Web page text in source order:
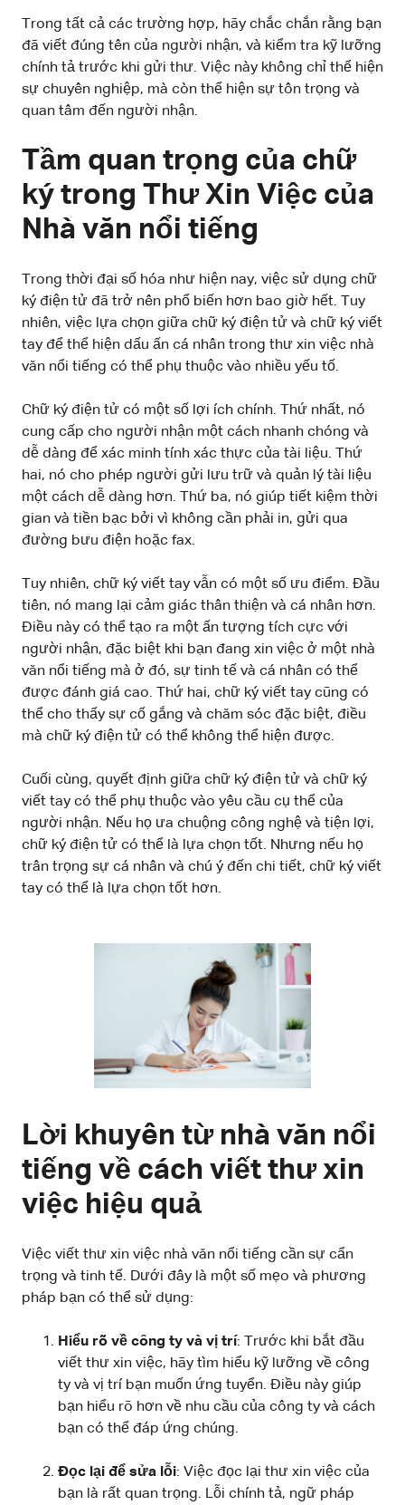
Trong tất cả các trường hợp, hãy chắc chắn rằng bạn
đã viết đúng tên của người nhận, và kiểm tra kỹ lưỡng
chính tả trước khi gửi thư. Việc này không chỉ thể hiện
sự chuyên nghiệp, mà còn thể hiện sự tôn trọng và
quan tâm đến người nhận.
Tầm quan trọng của chữ
ký trong Thư Xin Việc của
Nhà văn nổi tiếng
Trong thời đại số hóa như hiện nay, việc sử dụng chữ
ký điện tử đã trở nên phổ biến hơn bao giờ hết. Tuy
nhiên, việc lựa chọn giữa chữ ký điện tử và chữ ký viết
tay để thể hiện dấu ấn cá nhân trong thư xin việc nhà
văn nổi tiếng có thể phụ thuộc vào nhiều yếu tố.
Chữ ký điện tử có một số lợi ích chính. Thứ nhất, nó
cung cấp cho người nhận một cách nhanh chóng và
dễ dàng để xác minh tính xác thực của tài liệu. Thứ
hai, nó cho phép người gửi lưu trữ và quản lý tài liệu
một cách dễ dàng hơn. Thứ ba, nó giúp tiết kiệm thời
gian và tiền bạc bởi vì không cần phải in, gửi qua
đường bưu điện hoặc fax.
Tuy nhiên, chữ ký viết tay vẫn có một số ưu điểm. Đầu
tiên, nó mang lại cảm giác thân thiện và cá nhân hơn.
Điều này có thể tạo ra một ấn tượng tích cực với
người nhận, đặc biệt khi bạn đang xin việc ở một nhà
văn nổi tiếng mà ở đó, sự tinh tế và cá nhân có thể
được đánh giá cao. Thứ hai, chữ ký viết tay cũng có
thể cho thấy sự cố gắng và chăm sóc đặc biệt, điều
mà chữ ký điện tử có thể không thể hiện được.
Cuối cùng, quyết định giữa chữ ký điện tử và chữ ký
viết tay có thể phụ thuộc vào yêu cầu cụ thể của
người nhận. Nếu họ ưa chuộng công nghệ và tiện lợi,
chữ ký điện tử có thể là lựa chọn tốt. Nhưng nếu họ
trân trọng sự cá nhân và chú ý đến chi tiết, chữ ký viết
tay có thể là lựa chọn tốt hơn.
Lời khuyên từ nhà văn nổi
tiếng về cách viết thư xin
việc hiệu quả
Việc viết thư xin việc nhà văn nổi tiếng cần sự cẩn
trọng và tinh tế. Dưới đây là một số mẹo và phương
pháp bạn có thể sử dụng:
Hiểu rõ về công ty và vị trí: Trước khi bắt đầu
viết thư xin việc, hãy tìm hiểu kỹ lưỡng về công
ty và vị trí bạn muốn ứng tuyển. Điều này giúp
bạn hiểu rõ hơn về nhu cầu của công ty và cách
bạn có thể đáp ứng chúng.
Đọc lại để sửa lỗi: Việc đọc lại thư xin việc của
bạn là rất quan trọng. Lỗi chính tả, ngữ pháp